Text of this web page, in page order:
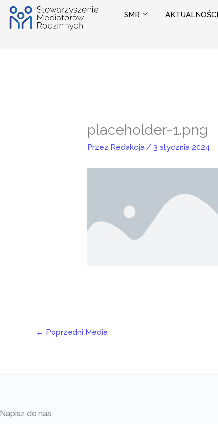
Przejdź
SMR AKTUALNOŚCI
placeholder-1.png
Przez Redakcja / 3 stycznia 2024
← Poprzedni Media
Napisz do nas